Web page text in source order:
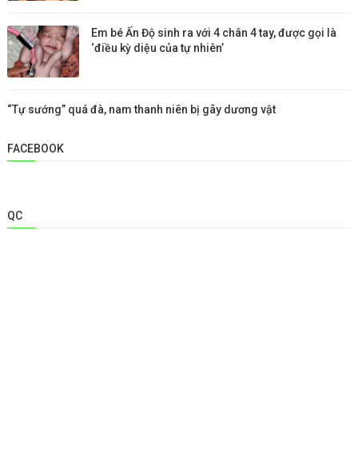
Em bé Ấn Độ sinh ra với 4 chân 4 tay, được gọi là
‘điều kỳ diệu của tự nhiên’
“Tự sướng” quá đà, nam thanh niên bị gãy dương vật
FACEBOOK
QC